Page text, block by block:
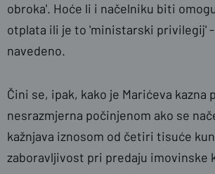
obroka'. Hoće li i načelniku biti
otplata ili je to 'ministarski privilegij'
navedeno.
Čini se, ipak, kako je Marićeva kazna
nesrazmjerna počinjenom ako se
kažnjava iznosom od četiri tisuće
zaboravljivost pri predaju imovinske